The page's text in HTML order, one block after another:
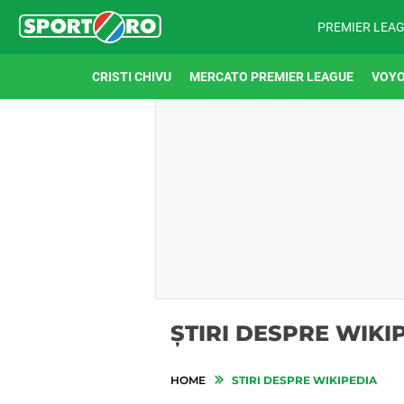
PREMIER
CRISTI CHIVU MERCATO PREMIER LEAGUE
ȘTIRI DESPRE
HOME STIRI DESPRE WIKIPEDIA